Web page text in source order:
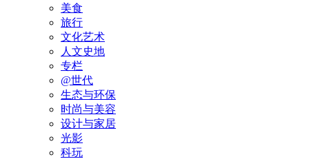
美食
旅行
文化艺术
人文史地
专栏
@世代
生态与环保
时尚与美容
设计与家居
光影
科玩